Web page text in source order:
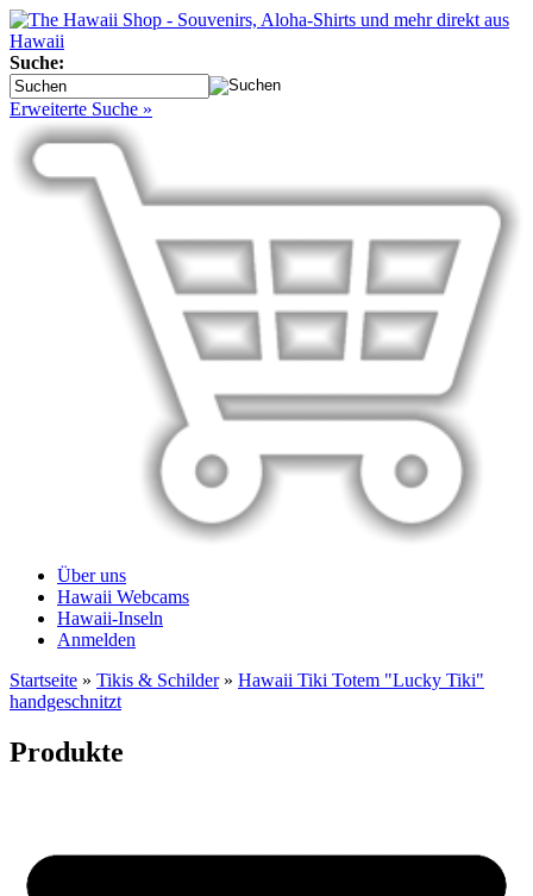
Suche:
Erweiterte Suche »
Über uns
Hawaii Webcams
Hawaii-Inseln
Anmelden
Startseite » Tikis & Schilder» Hawaii Tiki Totem "Lucky Tiki"
handgeschnitzt
Produkte